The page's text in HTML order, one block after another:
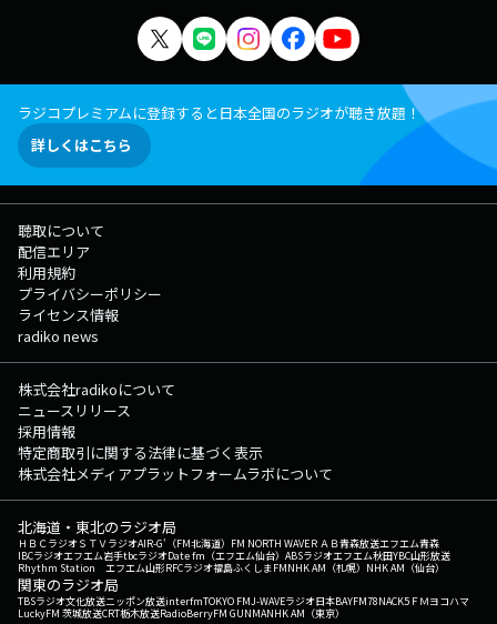
ラジコプレミアムに登録すると日本全国のラジオが聴き放題！
詳しくはこちら
聴取について
配信エリア
利用規約
プライバシーポリシー
ライセンス情報
radiko news
株式会社radikoについて
ニュースリリース
採用情報
特定商取引に関する法律に基づく表示
株式会社メディアプラットフォームラボについて
北海道・東北のラジオ局
ＨＢＣラジオＳＴＶラジオAIR-G'（FM北海道） FM NORTH WAVEＲＡＢ青森放送エフエム青森
IBCラジオエフエム岩手tbcラジオDate fm（エフエム仙台） ABSラジオエフエム秋田YBC山形放送
Rhythm Station エフエム山形RFCラジオ福島ふくしまFMNHK AM（札幌） NHK AM（仙台）
関東のラジオ局
TBSラジオ文化放送ニッポン放送interfmTOKYO FMJ-WAVEラジオ日本BAYFM78NACK5 ＦＭヨコハマ
LuckyFM 茨城放送CRT栃木放送RadioBerryFM GUNMANHK AM（東京）